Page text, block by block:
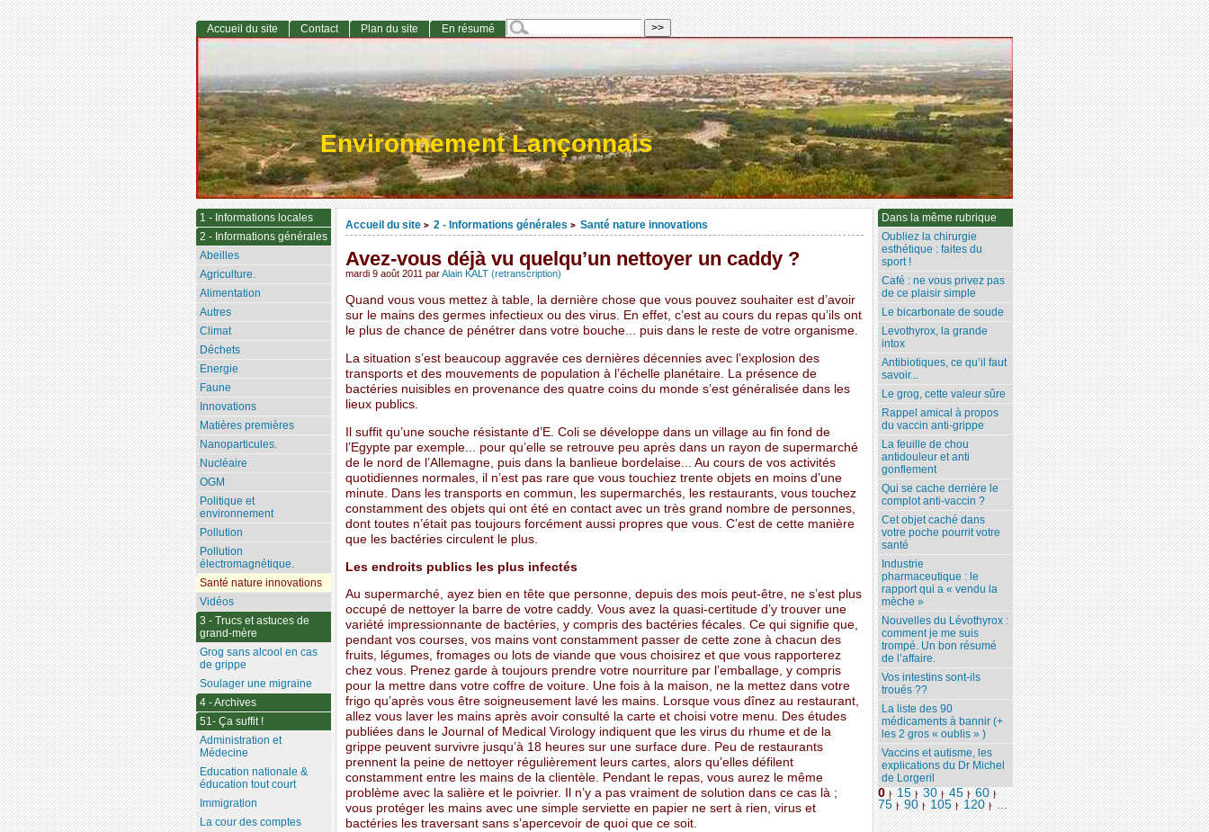
Environnement Lançonnais
Accueil du site > 2 - Informations générales > Santé nature innovations
Avez-vous déjà vu quelqu’un nettoyer un caddy ?
mardi 9 août 2011 parAlain KALT (retranscription)
Quand vous vous mettez à table, la dernière chose que vous pouvez souhaiter est d’avoir
sur le mains des germes infectieux ou des virus. En effet, c’est au cours du repas qu’ils ont
le plus de chance de pénétrer dans votre bouche... puis dans le reste de votre organisme.
La situation s’est beaucoup aggravée ces dernières décennies avec l’explosion des
transports et des mouvements de population à l’échelle planétaire. La présence de
bactéries nuisibles en provenance des quatre coins du monde s’est généralisée dans les
lieux publics.
Il suffit qu’une souche résistante d’E. Coli se développe dans un village au fin fond de
l’Egypte par exemple... pour qu’elle se retrouve peu après dans un rayon de supermarché
de le nord de l’Allemagne, puis dans la banlieue bordelaise... Au cours de vos activités
quotidiennes normales, il n’est pas rare que vous touchiez trente objets en moins d’une
minute. Dans les transports en commun, les supermarchés, les restaurants, vous touchez
constamment des objets qui ont été en contact avec un très grand nombre de personnes,
dont toutes n’était pas toujours forcément aussi propres que vous. C’est de cette manière
que les bactéries circulent le plus.
Les endroits publics les plus infectés
Au supermarché, ayez bien en tête que personne, depuis des mois peut-être, ne s’est plus
occupé de nettoyer la barre de votre caddy. Vous avez la quasi-certitude d’y trouver une
variété impressionnante de bactéries, y compris des bactéries fécales. Ce qui signifie que,
pendant vos courses, vos mains vont constamment passer de cette zone à chacun des
fruits, légumes, fromages ou lots de viande que vous choisirez et que vous rapporterez
chez vous. Prenez garde à toujours prendre votre nourriture par l’emballage, y compris
pour la mettre dans votre coffre de voiture. Une fois à la maison, ne la mettez dans votre
frigo qu’après vous être soigneusement lavé les mains. Lorsque vous dînez au restaurant,
allez vous laver les mains après avoir consulté la carte et choisi votre menu. Des études
publiées dans le Journal of Medical Virology indiquent que les virus du rhume et de la
grippe peuvent survivre jusqu’à 18 heures sur une surface dure. Peu de restaurants
prennent la peine de nettoyer régulièrement leurs cartes, alors qu’elles défilent
constamment entre les mains de la clientèle. Pendant le repas, vous aurez le même
problème avec la salière et le poivrier. Il n’y a pas vraiment de solution dans ce cas là ;
vous protéger les mains avec une simple serviette en papier ne sert à rien, virus et
bactéries les traversant sans s’apercevoir de quoi que ce soit.
Dans la même rubrique
Oubliez la chirurgie
esthétique : faites du
sport !
Café : ne vous privez pas
de ce plaisir simple
Le bicarbonate de soude
Levothyrox, la grande
intox
Antibiotiques, ce qu’il faut
savoir...
Le grog, cette valeur sûre
Rappel amical à propos
du vaccin anti-grippe
La feuille de chou
antidouleur et anti
gonflement
Qui se cache derrière le
complot anti-vaccin ?
Cet objet caché dans
votre poche pourrit votre
santé
Industrie
pharmaceutique : le
rapport qui a « vendu la
mèche »
Nouvelles du Lévothyrox :
comment je me suis
trompé. Un bon résumé
de l’affaire.
Vos intestins sont-ils
troués ??
La liste des 90
médicaments à bannir (+
les 2 gros « oublis » )
Vaccins et autisme, les
explications du Dr Michel
de Lorgeril
0 | 15 | 30 | 45 | 60 |
75 | 90 | 105 | 120 | ...
Accueil du site Contact Plan du site En résumé
1 - Informations locales
2 - Informations générales
Abeilles
Agriculture.
Alimentation
Autres
Climat
Déchets
Energie
Faune
Innovations
Matières premières
Nanoparticules.
Nucléaire
OGM
Politique et
environnement
Pollution
Pollution
électromagnétique.
Santé nature innovations
Vidéos
3 - Trucs et astuces de
grand-mère
Grog sans alcool en cas
de grippe
Soulager une migraine
4 - Archives
51- Ça suffit !
Administration et
Médecine
Education nationale &
éducation tout court
Immigration
La cour des comptes